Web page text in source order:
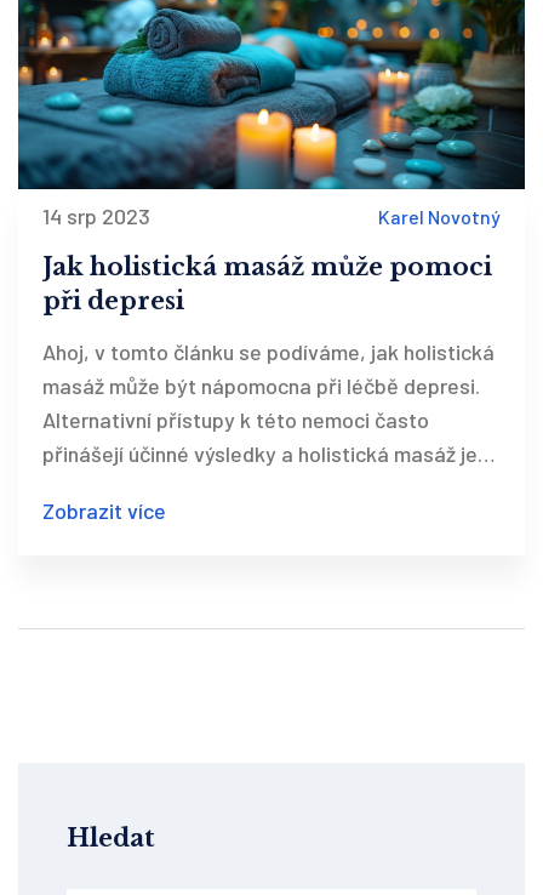
14 srp 2023 Karel Novotný
Jak holistická masáž může pomoci
při depresi
Ahoj, v tomto článku se podíváme, jak holistická
masáž může být nápomocna při léčbě depresi.
Alternativní přístupy k této nemoci často
přinášejí účinné výsledky a holistická masáž je
typ masáže funguje a jaký má vliv na duševní
právě pro vás. Těším se na naše další setkání.
Zobrazit více
Hledat